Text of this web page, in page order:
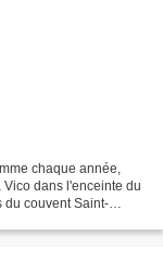
chaque année,
dans l'enceinte du
du couvent Saint-